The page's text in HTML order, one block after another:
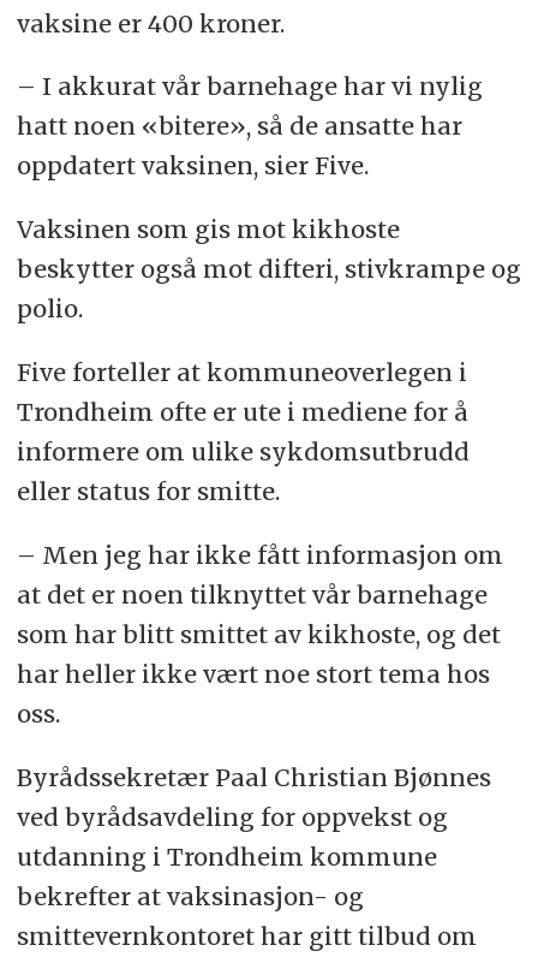
vaksine er 400 kroner.
– I akkurat vår barnehage har vi nylig
hatt noen «bitere», så de ansatte har
oppdatert vaksinen, sier Five.
Vaksinen som gis mot kikhoste
beskytter også mot difteri, stivkrampe og
polio.
Five forteller at kommuneoverlegen i
Trondheim ofte er ute i mediene for å
informere om ulike sykdomsutbrudd
eller status for smitte.
– Men jeg har ikke fått informasjon om
at det er noen tilknyttet vår barnehage
som har blitt smittet av kikhoste, og det
har heller ikke vært noe stort tema hos
oss.
Byrådssekretær Paal Christian Bjønnes
ved byrådsavdeling for oppvekst og
utdanning i Trondheim kommune
bekrefter at vaksinasjon- og
smittevernkontoret har gitt tilbud om